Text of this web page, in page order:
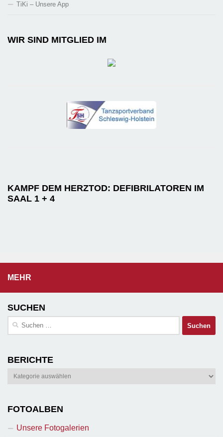
TiKi – Unsere App
WIR SIND MITGLIED IM
KAMPF DEM HERZTOD: DEFIBRILATOREN IM
SAAL 1 + 4
MEHR
SUCHEN
Suchen
BERICHTE
Berichte
FOTOALBEN
Unsere Fotogalerien